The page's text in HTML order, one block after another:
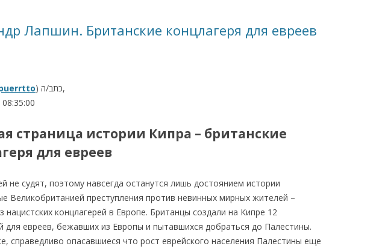
КАЛИНКОВИЧАХ СЕЙЧАС
УТОЧНЕНИЯ, ДОПОЛНЕНИЯ
Лапшин. Британские концлагеря для евреев
) כתב/ה,
08:35:00
страница истории Кипра – британские
для евреев
не судят, поэтому навсегда останутся лишь достоянием истории
Великобританией преступления против невинных мирных жителей –
нацистских концлагерей в Европе. Британцы создали на Кипре 12
для евреев, бежавших из Европы и пытавшихся добраться до Палестины.
справедливо опасавшиеся что рост еврейского населения Палестины еще